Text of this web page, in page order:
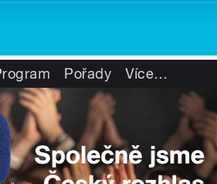
Pořady Více…